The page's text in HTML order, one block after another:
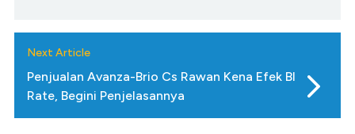
Next Article
Penjualan Avanza-Brio Cs Rawan Kena Efek BI
Rate, Begini Penjelasannya